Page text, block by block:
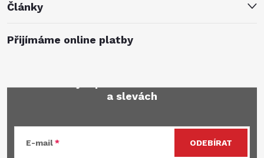
Články
Přijímáme online platby
a slevách
E-mail ODEBÍRAT